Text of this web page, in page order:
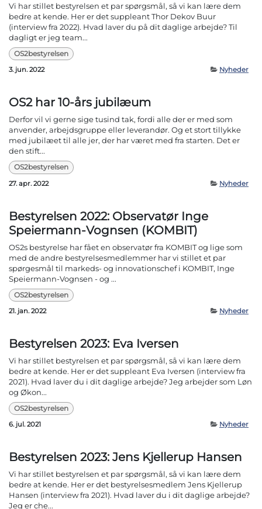
Vi har stillet bestyrelsen et par spørgsmål, så vi kan lære dem
bedre at kende. Her er det suppleant Thor Dekov Buur
(interview fra 2022). Hvad laver du på dit daglige arbejde? Til
dagligt er jeg team...
OS2bestyrelsen
3. jun. 2022 Nyheder
OS2 har 10-års jubilæum
Derfor vil vi gerne sige tusind tak, fordi alle der er med som
anvender, arbejdsgruppe eller leverandør. Og et stort tillykke
med jubilæet til alle jer, der har været med fra starten. Det er
den stift...
OS2bestyrelsen
27. apr. 2022 Nyheder
Bestyrelsen 2022: Observatør Inge
Speiermann-Vognsen (KOMBIT)
OS2s bestyrelse har fået en observatør fra KOMBIT og lige som
med de andre bestyrelsesmedlemmer har vi stillet et par
spørgesmål til markeds- og innovationschef i KOMBIT, Inge
Speiermann-Vognsen - og ...
OS2bestyrelsen
21. jan. 2022 Nyheder
Bestyrelsen 2023: Eva Iversen
Vi har stillet bestyrelsen et par spørgsmål, så vi kan lære dem
bedre at kende. Her er det suppleant Eva Iversen (interview fra
2021). Hvad laver du i dit daglige arbejde? Jeg arbejder som Løn
og Økon...
OS2bestyrelsen
6. jul. 2021 Nyheder
Bestyrelsen 2023: Jens Kjellerup Hansen
Vi har stillet bestyrelsen et par spørgsmål, så vi kan lære dem
bedre at kende. Her er det bestyrelsesmedlem Jens Kjellerup
Hansen (interview fra 2021). Hvad laver du i dit daglige arbejde?
Jeg er che...